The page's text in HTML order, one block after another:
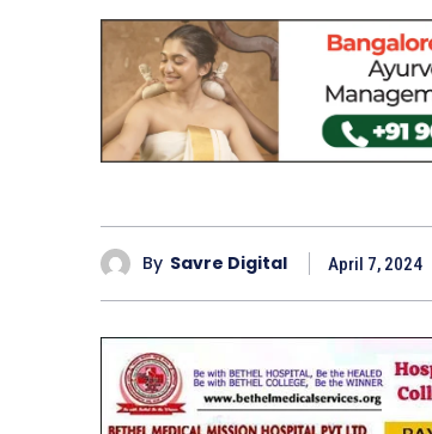
By Savre Digital April 7, 2024